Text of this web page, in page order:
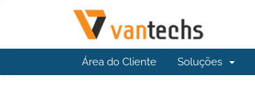
Área do Cliente Soluções